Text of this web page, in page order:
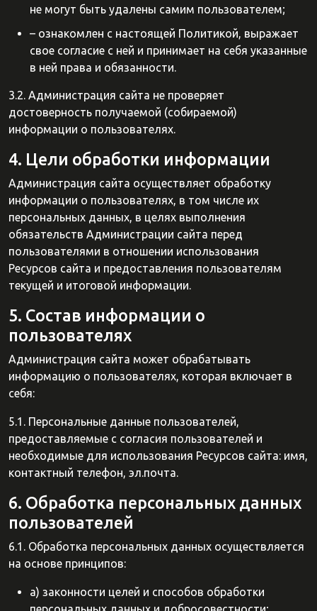
не могут быть удалены самим пользователем;
– ознакомлен с настоящей Политикой, выражает
свое согласие с ней и принимает на себя указанные
в ней права и обязанности.
3.2. Администрация сайта не проверяет
достоверность получаемой (собираемой)
информации о пользователях.
4. Цели обработки информации
Администрация сайта осуществляет обработку
информации о пользователях, в том числе их
персональных данных, в целях выполнения
обязательств Администрации сайта перед
пользователями в отношении использования
Ресурсов сайта и предоставления пользователям
текущей и итоговой информации.
5. Состав информации о
пользователях
Администрация сайта может обрабатывать
информацию о пользователях, которая включает в
себя:
5.1. Персональные данные пользователей,
предоставляемые с согласия пользователей и
необходимые для использования Ресурсов сайта: имя,
контактный телефон, эл.почта.
6. Обработка персональных данных
пользователей
6.1. Обработка персональных данных осуществляется
на основе принципов:
а) законности целей и способов обработки